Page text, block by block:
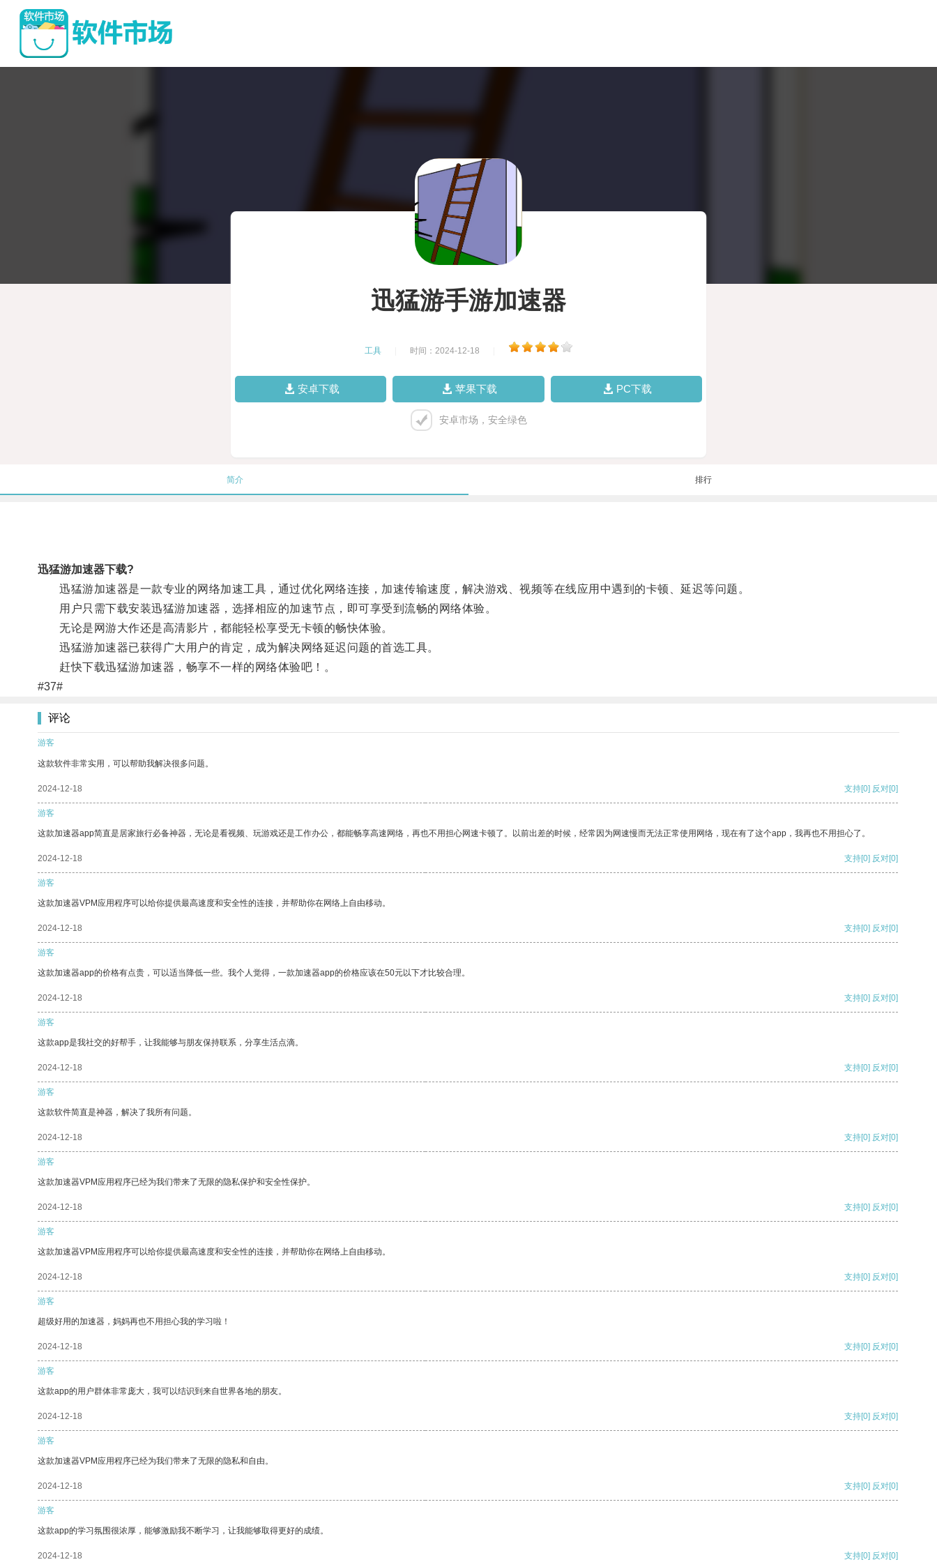
迅猛游手游加速器
工具 时间：2024-12-18
安卓下载 苹果下载 PC下载
安卓市场，安全绿色
简介 排行
迅猛游加速器下载?
迅猛游加速器是一款专业的网络加速工具，通过优化网络连接，加速传输速度，解决游戏、视频等在线应用中遇到的卡顿、延迟等问题。
用户只需下载安装迅猛游加速器，选择相应的加速节点，即可享受到流畅的网络体验。
无论是网游大作还是高清影片，都能轻松享受无卡顿的畅快体验。
迅猛游加速器已获得广大用户的肯定，成为解决网络延迟问题的首选工具。
赶快下载迅猛游加速器，畅享不一样的网络体验吧！。
#37#
评论
游客
这款软件非常实用，可以帮助我解决很多问题。
2024-12-18 支持[0] 反对[0]
游客
这款加速器app简直是居家旅行必备神器，无论是看视频、玩游戏还是工作办公，都能畅享高速网络，再也不用担心网速卡顿了。以前出差的时候，经常因为网速慢而无法正常使用网络，现在有了这个app，我再也不用担心了。
2024-12-18 支持[0] 反对[0]
游客
这款加速器VPM应用程序可以给你提供最高速度和安全性的连接，并帮助你在网络上自由移动。
2024-12-18 支持[0] 反对[0]
游客
这款加速器app的价格有点贵，可以适当降低一些。我个人觉得，一款加速器app的价格应该在50元以下才比较合理。
2024-12-18 支持[0] 反对[0]
游客
这款app是我社交的好帮手，让我能够与朋友保持联系，分享生活点滴。
2024-12-18 支持[0] 反对[0]
游客
这款软件简直是神器，解决了我所有问题。
2024-12-18 支持[0] 反对[0]
游客
这款加速器VPM应用程序已经为我们带来了无限的隐私保护和安全性保护。
2024-12-18 支持[0] 反对[0]
游客
这款加速器VPM应用程序可以给你提供最高速度和安全性的连接，并帮助你在网络上自由移动。
2024-12-18 支持[0] 反对[0]
游客
超级好用的加速器，妈妈再也不用担心我的学习啦！
2024-12-18 支持[0] 反对[0]
游客
这款app的用户群体非常庞大，我可以结识到来自世界各地的朋友。
2024-12-18 支持[0] 反对[0]
游客
这款加速器VPM应用程序已经为我们带来了无限的隐私和自由。
2024-12-18 支持[0] 反对[0]
游客
这款app的学习氛围很浓厚，能够激励我不断学习，让我能够取得更好的成绩。
2024-12-18 支持[0] 反对[0]